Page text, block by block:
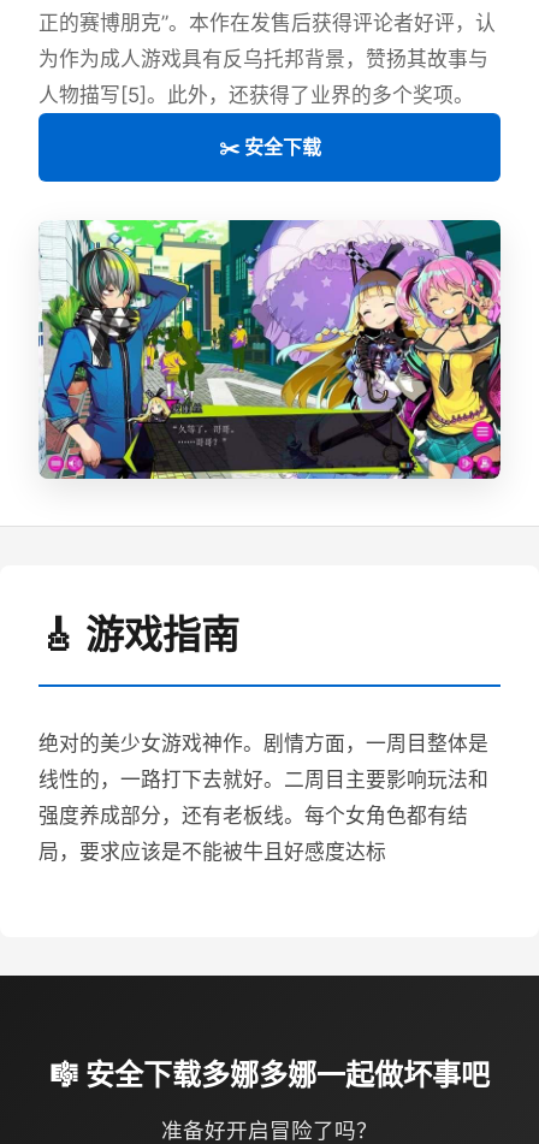
正的赛博朋克”。本作在发售后获得评论者好评，认
为作为成人游戏具有反乌托邦背景，赞扬其故事与
人物描写[5]。此外，还获得了业界的多个奖项。
✂️ 安全下载
🎸 游戏指南
绝对的美少女游戏神作。剧情方面，一周目整体是
线性的，一路打下去就好。二周目主要影响玩法和
强度养成部分，还有老板线。每个女角色都有结
局，要求应该是不能被牛且好感度达标
🎼 安全下载多娜多娜一起做坏事吧
准备好开启冒险了吗？